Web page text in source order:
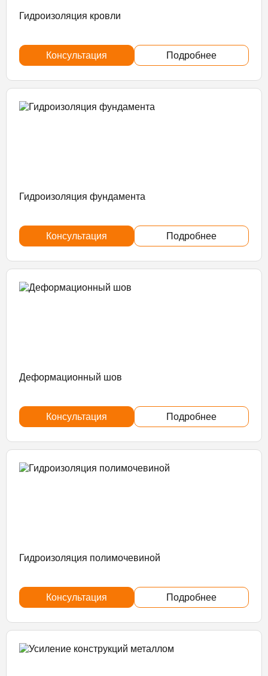
Гидроизоляция кровли
Консультация Подробнее
Гидроизоляция фундамента
Консультация Подробнее
Деформационный шов
Консультация Подробнее
Гидроизоляция полимочевиной
Консультация Подробнее